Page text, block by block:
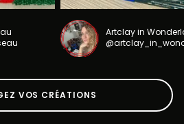
Artclay in
VOS CRÉATIONS